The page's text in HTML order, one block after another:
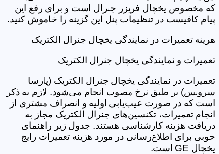
که مخصوص یخچال فریزر جنرال است و برای رفع این
پیام کافیست در تنظیمات پنل این گزینه را خاموش کنید.
هزینه تعمیرات در نمایندگی یخچال جنرال الکتریک
تعمیرات و نمایندگی یخچال جنرال الکتریک
تعمیرات در نمایندگی یخچال جنرال الکتریک (پارسا
سرویس) بر طبق نرخ مصوب انجام می‌شود. لازم به ذکر
است که در صورت عیب‌یابی اولیه و انصراف مشتری از
انجام تعمیرات، تکنسین‌های جنرال الکتریک مجاز به
دریافت هزینه کارشناسی هستند. جدول زیر راهنمای
خوبی برای اطلاع‌رسانی در مورد هزینه تعمیرات رایج
یخچال GE است.